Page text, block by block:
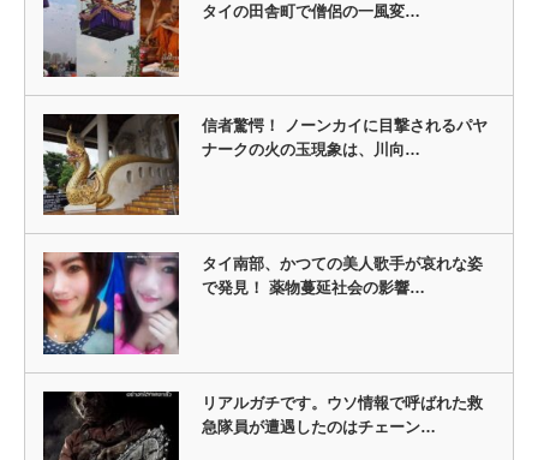
タイの田舎町で僧侶の一風変…
信者驚愕！ ノーンカイに目撃されるパヤ
ナークの火の玉現象は、川向…
タイ南部、かつての美人歌手が哀れな姿
で発見！ 薬物蔓延社会の影響…
リアルガチです。ウソ情報で呼ばれた救
急隊員が遭遇したのはチェーン…